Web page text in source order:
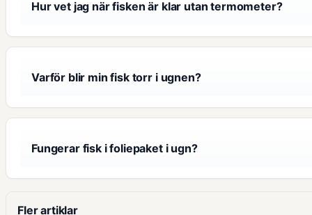
Hur vet jag när fisken är klar utan termometer?
Varför blir min fisk torr i ugnen?
Fungerar fisk i foliepaket i ugn?
Fler artiklar